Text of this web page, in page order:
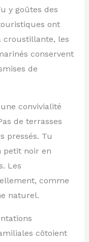
y goûtes des
ont
croustillante, les
conservent
de
convivialité
de terrasses
pressés. Tu
petit noir en
Les
comme
naturel.
côtoient